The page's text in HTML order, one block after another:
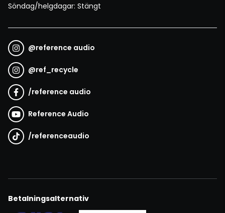
Söndag/helgdagar: Stängt
@reference audio
@ref_recycle
/reference audio
Reference Audio
/referenceaudio
Betalningsalternativ